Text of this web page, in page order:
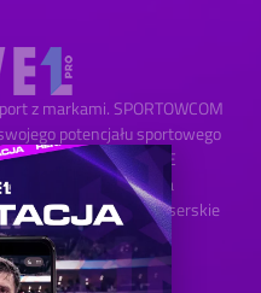
z markami. SPORTOWCOM
potencjału sportowego
MARKOM NARZĘDZIE
Jako agencja
reklamowe i influenserskie